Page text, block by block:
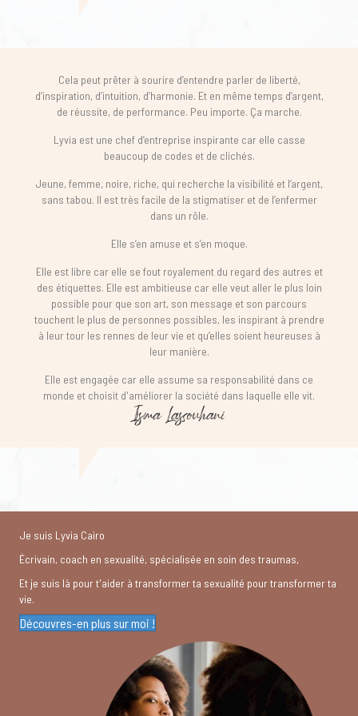
Cela peut prêter à sourire d’entendre parler de liberté,
d’inspiration, d’intuition, d’harmonie. Et en même temps d’argent,
de réussite, de performance. Peu importe. Ça marche.
Lyvia est une chef d’entreprise inspirante car elle casse
beaucoup de codes et de clichés.
Jeune, femme, noire, riche, qui recherche la visibilité et l’argent,
sans tabou. Il est très facile de la stigmatiser et de l’enfermer
dans un rôle.
Elle s’en amuse et s’en moque.
Elle est libre car elle se fout royalement du regard des autres et
des étiquettes. Elle est ambitieuse car elle veut aller le plus loin
possible pour que son art, son message et son parcours
touchent le plus de personnes possibles, les inspirant à prendre
à leur tour les rennes de leur vie et qu’elles soient heureuses à
leur manière.
Elle est engagée car elle assume sa responsabilité dans ce
monde et choisit d'améliorer la société dans laquelle elle vit.
Isma Lassouhani
Je suis Lyvia Cairo
Écrivain, coach en sexualité, spécialisée en soin des traumas,
Et je suis là pour t'aider à transformer ta sexualité pour transformer ta
vie.
Découvres-en plus sur moi !